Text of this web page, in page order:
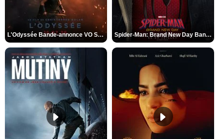
L'Odyssée Bande-annonce VO STFR Spider-Man: Brand New Day Bande-annonce VO STFR